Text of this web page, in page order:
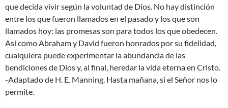
que decida vivir según la voluntad de Dios. No hay distinción
entre los que fueron llamados en el pasado y los que son
llamados hoy: las promesas son para todos los que obedecen.
Así como Abraham y David fueron honrados por su fidelidad,
cualquiera puede experimentar la abundancia de las
bendiciones de Dios y, al final, heredar la vida eterna en Cristo.
-Adaptado de H. E. Manning. Hasta mañana, si el Señor nos lo
permite.